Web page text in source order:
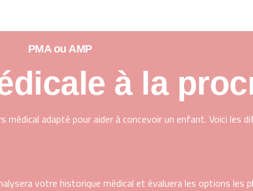
PMA ou AMP
à la
adapté pour aider à concevoir un enfant. Voici les
votre historique médical et évaluera les options les